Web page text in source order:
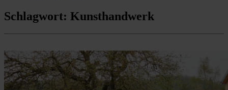
Schlagwort: Kunsthandwerk